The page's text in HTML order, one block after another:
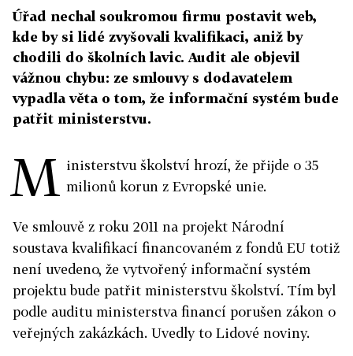
Úřad nechal soukromou firmu postavit web,
kde by si lidé zvyšovali kvalifikaci, aniž by
chodili do školních lavic. Audit ale objevil
vážnou chybu: ze smlouvy s dodavatelem
vypadla věta o tom, že informační systém bude
patřit ministerstvu.
M inisterstvu školství hrozí, že přijde o 35
milionů korun z Evropské unie.
Ve smlouvě z roku 2011 na projekt Národní
soustava kvalifikací financovaném z fondů EU totiž
není uvedeno, že vytvořený informační systém
projektu bude patřit ministerstvu školství. Tím byl
podle auditu ministerstva financí porušen zákon o
veřejných zakázkách. Uvedly to Lidové noviny.